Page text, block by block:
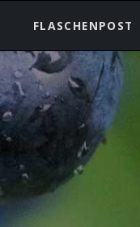
FLASCHENPOST